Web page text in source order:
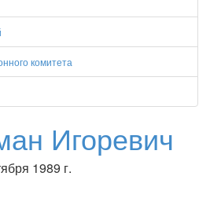
комитета
Игоревич
1989 г.